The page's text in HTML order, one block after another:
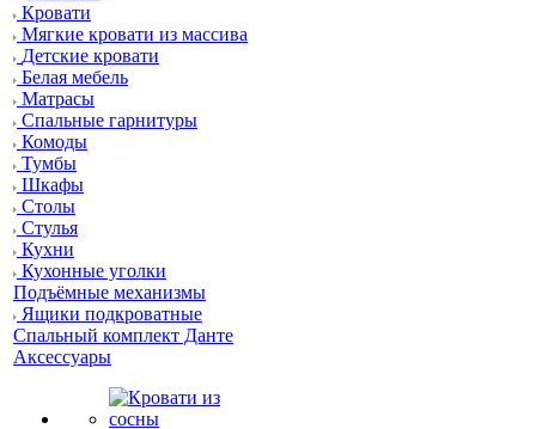
Кровати
Мягкие кровати из массива
Детские кровати
Белая мебель
Матрасы
Спальные гарнитуры
Комоды
Тумбы
Шкафы
Столы
Стулья
Кухни
Кухонные уголки
Подъёмные механизмы
Ящики подкроватные
Спальный комплект Данте
Аксессуары